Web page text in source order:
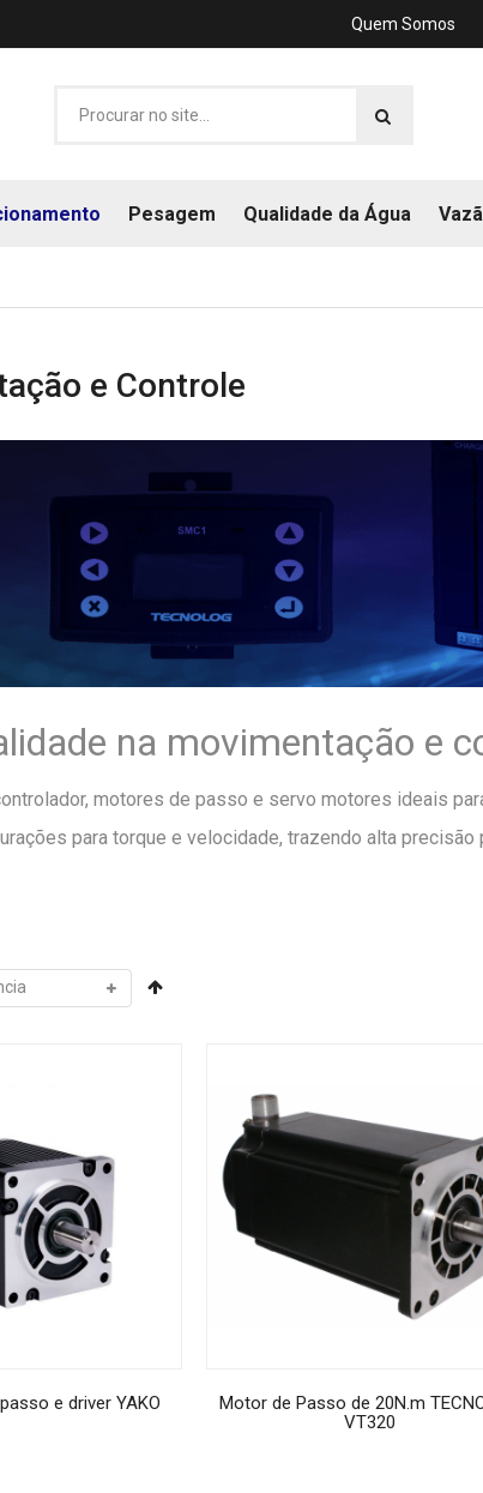
Quem Somos
Pesagem Qualidade da Água
e Controle
na movimentação e
motores de passo e servo motores ideais
para torque e velocidade, trazendo alta
e driver YAKO
Motor de Passo de 20N.m
VT320